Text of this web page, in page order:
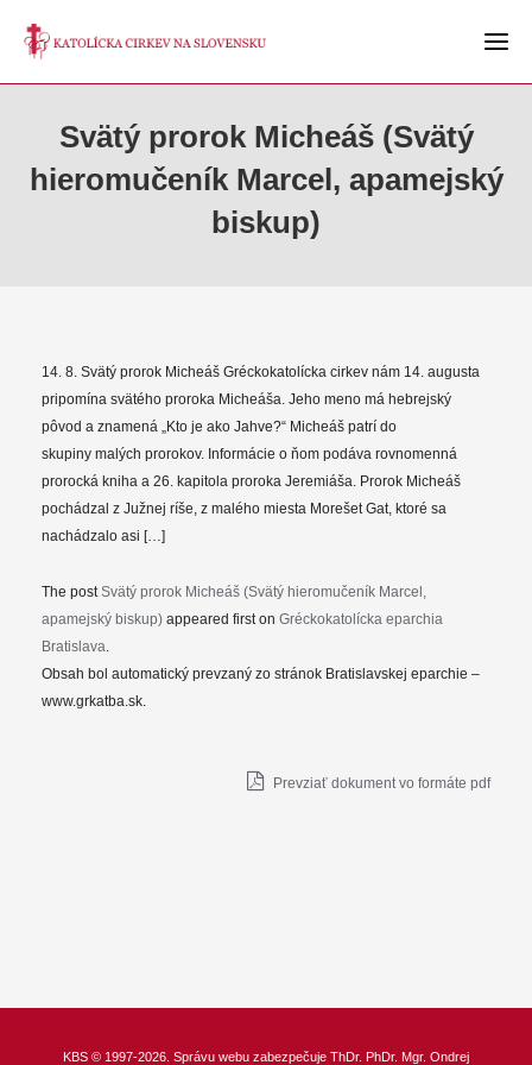
Svätý prorok Micheáš (Svätý
hieromučeník Marcel, apamejský
biskup)
14. 8. Svätý prorok Micheáš Gréckokatolícka cirkev nám 14. augusta
pripomína svätého proroka Micheáša. Jeho meno má hebrejský
pôvod a znamená „Kto je ako Jahve?“ Micheáš patrí do
skupiny malých prorokov. Informácie o ňom podáva rovnomenná
prorocká kniha a 26. kapitola proroka Jeremiáša. Prorok Micheáš
pochádzal z Južnej ríše, z malého miesta Morešet Gat, ktoré sa
nachádzalo asi […]
The postSvätý prorok Micheáš (Svätý hieromučeník Marcel,
apamejský biskup) appeared first on Gréckokatolícka eparchia
Bratislava.
Obsah bol automatický prevzaný zo stránok Bratislavskej eparchie –
www.grkatba.sk.
Prevziať dokument vo formáte pdf
KBS © 1997-2026. Správu webu zabezpečuje ThDr. PhDr. Mgr. Ondrej